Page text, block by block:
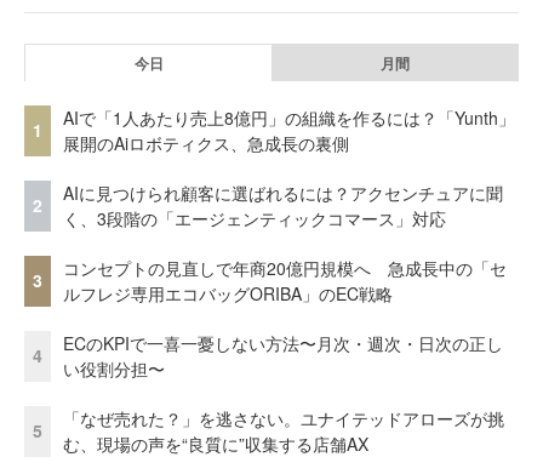
今日 月間
1
AIで「1人あたり売上8億円」の組織を作るには？「Yunth」
展開のAiロボティクス、急成長の裏側
2
AIに見つけられ顧客に選ばれるには？アクセンチュアに聞
く、3段階の「エージェンティックコマース」対応
3
コンセプトの見直しで年商20億円規模へ 急成長中の「セ
ルフレジ専用エコバッグORIBA」のEC戦略
4
ECのKPIで一喜一憂しない方法〜月次・週次・日次の正し
い役割分担〜
5
「なぜ売れた？」を逃さない。ユナイテッドアローズが挑
む、現場の声を“良質に”収集する店舗AX